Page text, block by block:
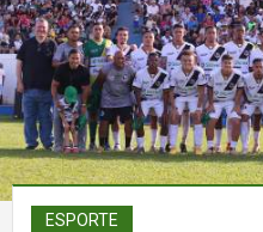
ESPORTE